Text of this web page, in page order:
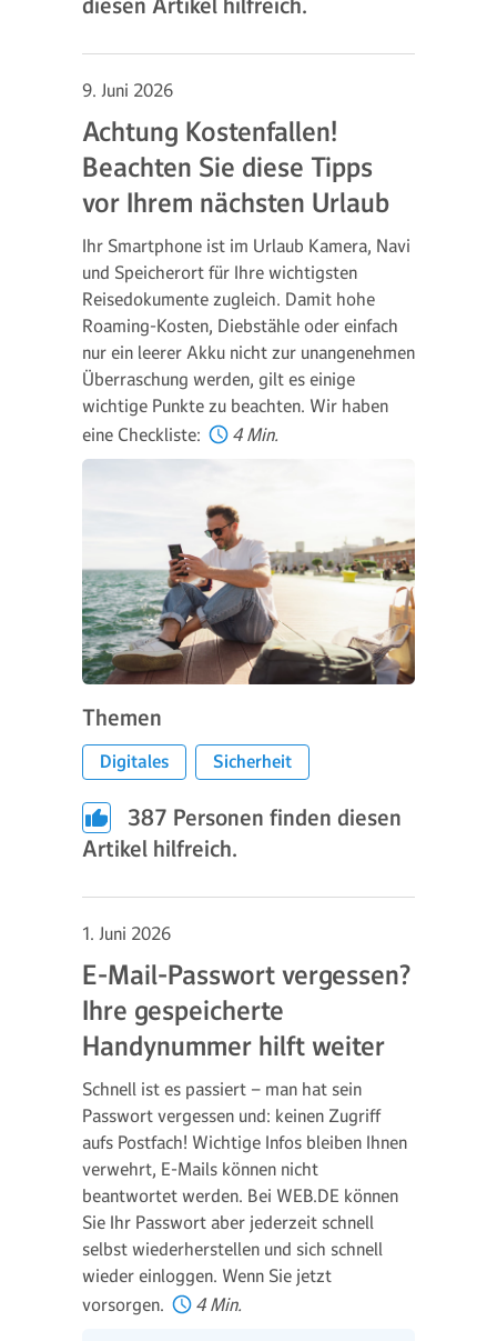
9. Juni 2026
Achtung Kostenfallen!
Beachten Sie diese Tipps
vor Ihrem nächsten Urlaub
Ihr Smartphone ist im Urlaub Kamera, Navi
und Speicherort für Ihre wichtigsten
Reisedokumente zugleich. Damit hohe
Roaming-Kosten, Diebstähle oder einfach
nur ein leerer Akku nicht zur unangenehmen
Überraschung werden, gilt es einige
wichtige Punkte zu beachten. Wir haben
eine Checkliste:
4 Min.
Themen
Digitales Sicherheit
387 Personen finden diesen
Artikel hilfreich.
1. Juni 2026
E-Mail-Passwort vergessen?
Ihre gespeicherte
Handynummer hilft weiter
Schnell ist es passiert – man hat sein
Passwort vergessen und: keinen Zugriff
aufs Postfach! Wichtige Infos bleiben Ihnen
verwehrt, E-Mails können nicht
beantwortet werden. Bei WEB.DE können
Sie Ihr Passwort aber jederzeit schnell
selbst wiederherstellen und sich schnell
wieder einloggen. Wenn Sie jetzt
vorsorgen.
4 Min.